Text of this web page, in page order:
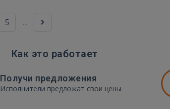
5 ...
Как это работает
Получи предложения
Исполнители предложат свои цены